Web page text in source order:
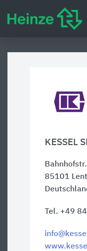
KESSEL
85101
Tel. +49